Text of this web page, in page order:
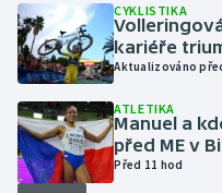
Motorsport
Olympijské hry
Parasport
Plavání
CYKLISTIKA
kariéře
Aktualizováno
ATLETIKA
Manuel a
před ME v
Před 11 hod